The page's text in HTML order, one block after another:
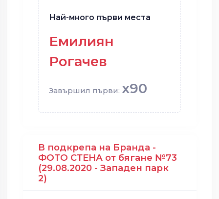
Най-много първи места
Емилиян
Рогачев
Завършил първи: x90
В подкрепа на Бранда -
ФОТО СТЕНА от бягане №73
(29.08.2020 - Западен парк
2)